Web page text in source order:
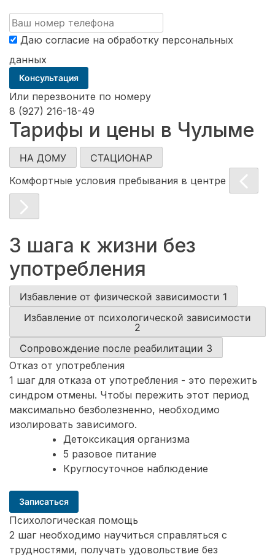
Даю согласие на обработку персональных
данных
Консультация
Или перезвоните по номеру
8 (927) 216-18-49
Тарифы и цены в Чулыме
НА ДОМУ
СТАЦИОНАР
Комфортные условия пребывания в центре
3 шага к жизни без
употребления
Избавление от физической зависимости 1
Избавление от психологической зависимости
2
Сопровождение после реабилитации 3
Отказ от употребления
1 шаг для отказа от употребления - это пережить
синдром отмены. Чтобы пережить этот период
максимально безболезненно, необходимо
изолировать зависимого.
Детоксикация организма
5 разовое питание
Круглосуточное наблюдение
Записаться
Психологическая помощь
2 шаг необходимо научиться справляться с
трудностями, получать удовольствие без